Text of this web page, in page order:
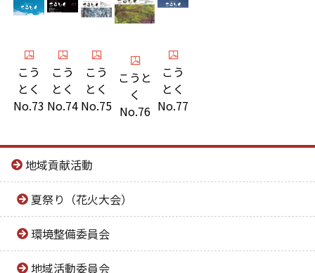
こう
とく
No.73
こう
とく
No.74
こう
とく
No.75
こうと
く
No.76
こう
とく
No.77
地域貢献活動
夏祭り（花火大会）
環境整備委員会
地域活動委員会